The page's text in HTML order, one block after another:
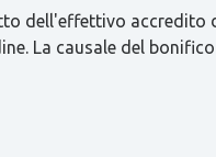
dell'effettivo accredito
La causale del